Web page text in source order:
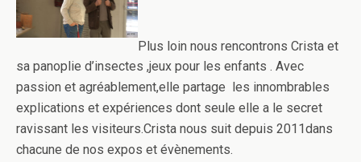
Plus loin nous rencontrons Crista et
sa panoplie d’insectes ,jeux pour les enfants . Avec
passion et agréablement,elle partage les innombrables
explications et expériences dont seule elle a le secret
ravissant les visiteurs.Crista nous suit depuis 2011dans
chacune de nos expos et évènements.